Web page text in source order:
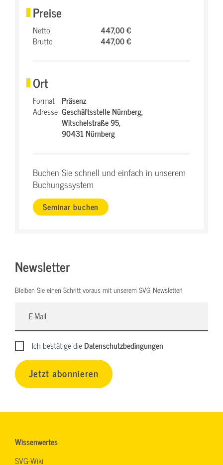
Preise
Netto
447,00 €
Brutto
447,00 €
Ort
Format Präsenz
Adresse Geschäftsstelle Nürnberg,
Witschelstraße 95,
90431 Nürnberg
Buchen Sie schnell und einfach in unserem
Buchungssystem
Seminar buchen
Newsletter
Bleiben Sie einen Schritt voraus mit unserem SVG Newsletter!
Ich bestätige dieDatenschutzbedingungen
Jetzt abonnieren
Wissenwertes
SVG-Wiki